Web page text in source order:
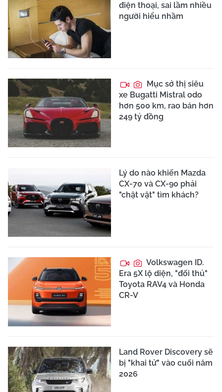
điện thoại, sai lầm nhiều
người hiểu nhầm
Mục sở thị siêu
xe Bugatti Mistral odo
hơn 500 km, rao bán hơn
249 tỷ đồng
Lý do nào khiến Mazda
CX-70 và CX-90 phải
"chật vật" tìm khách?
Volkswagen ID.
Era 5X lộ diện, "đối thủ"
Toyota RAV4 và Honda
CR-V
Land Rover Discovery sẽ
bị "khai tử" vào cuối năm
2026